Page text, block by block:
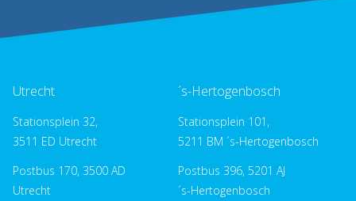
Utrecht
Stationsplein 32,
3511 ED Utrecht
Postbus 170, 3500 AD
Utrecht
´s-Hertogenbosch
Stationsplein 101,
5211 BM ´s-Hertogenbosch
Postbus 396, 5201 AJ
´s-Hertogenbosch